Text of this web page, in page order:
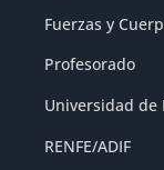
Fuerzas y
Profesorado
Universidad de
RENFE/ADIF